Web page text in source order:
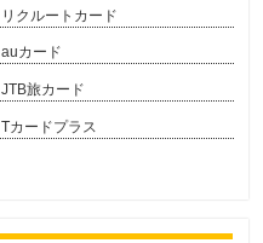
リクルートカード
auカード
JTB旅カード
Tカードプラス